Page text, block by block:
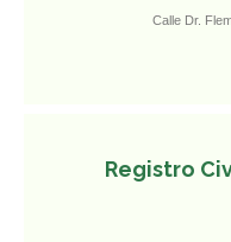
Calle Dr.
Registro